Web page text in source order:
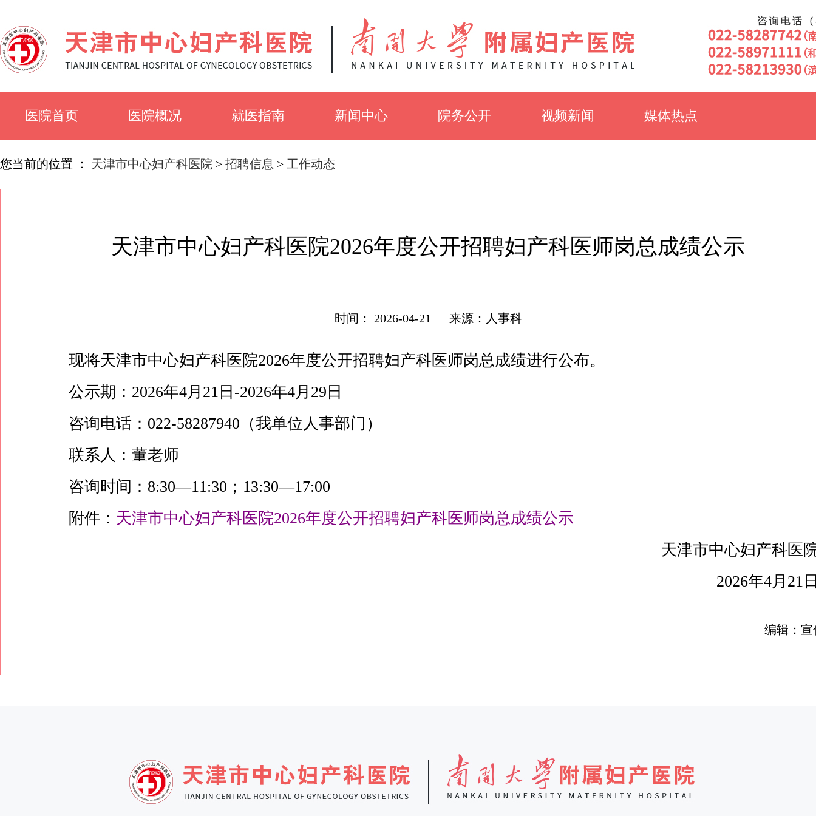
医院首页 医院概况
医院简介
就医指南
就诊须知
新闻中心
党建工作
技术动态
科研教学
院务公开 视频新闻 媒体热点
您当前的位置 ： 天津市中心妇产科医院 > 招聘信息 > 工作动态
天津市中心妇产科医院2026年度公开招聘妇产科医师岗总成绩公示
时间： 2026-04-21 来源：人事科
现将天津市中心妇产科医院2026年度公开招聘妇产科医师岗总成绩进行公布。
公示期：2026年4月21日-2026年4月29日
咨询电话：022-58287940（我单位人事部门）
联系人：董老师
咨询时间：8:30—11:30；13:30—17:00
附件： 天津市中心妇产科医院2026年度公开招聘妇产科医师岗总成绩公示
天津市中心妇产科医
2026年4月21
编辑：宣